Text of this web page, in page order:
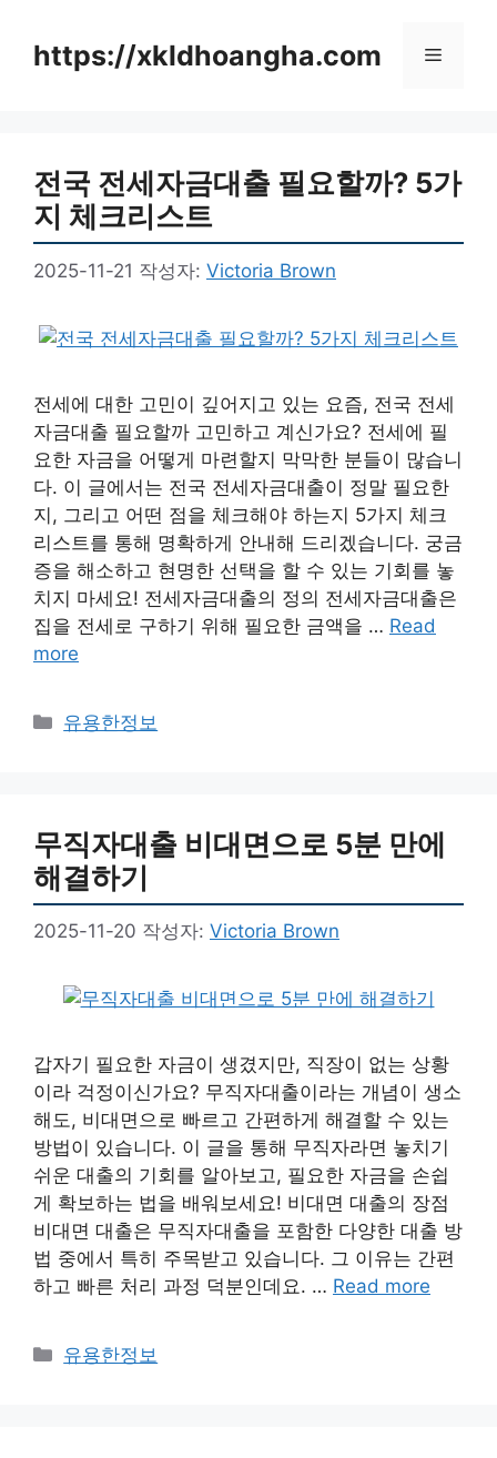
https://xkldhoangha.com 메
전국 전세자금대출 필요할까? 5가
지 체크리스트
2025-11-21 작성자: Victoria Brown
전세에 대한 고민이 깊어지고 있는 요즘, 전국 전세
자금대출 필요할까 고민하고 계신가요? 전세에 필
요한 자금을 어떻게 마련할지 막막한 분들이 많습니
다. 이 글에서는 전국 전세자금대출이 정말 필요한
지, 그리고 어떤 점을 체크해야 하는지 5가지 체크
리스트를 통해 명확하게 안내해 드리겠습니다. 궁금
증을 해소하고 현명한 선택을 할 수 있는 기회를 놓
치지 마세요! 전세자금대출의 정의 전세자금대출은
집을 전세로 구하기 위해 필요한 금액을 … Read
more
카
유용한정보
무직자대출 비대면으로 5분 만에
해결하기
2025-11-20 작성자: Victoria Brown
갑자기 필요한 자금이 생겼지만, 직장이 없는 상황
이라 걱정이신가요? 무직자대출이라는 개념이 생소
해도, 비대면으로 빠르고 간편하게 해결할 수 있는
방법이 있습니다. 이 글을 통해 무직자라면 놓치기
쉬운 대출의 기회를 알아보고, 필요한 자금을 손쉽
게 확보하는 법을 배워보세요! 비대면 대출의 장점
비대면 대출은 무직자대출을 포함한 다양한 대출 방
법 중에서 특히 주목받고 있습니다. 그 이유는 간편
하고 빠른 처리 과정 덕분인데요. … Read more
카
유용한정보